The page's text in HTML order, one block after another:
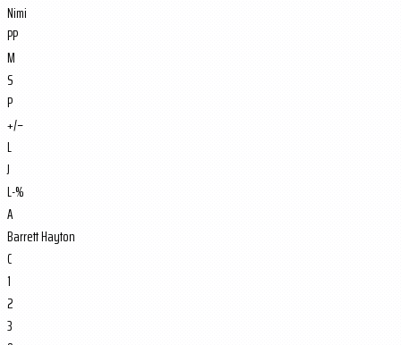
Nimi
PP
M
S
P
+/−
L
J
L-%
A
Barrett Hayton
C
1
2
3